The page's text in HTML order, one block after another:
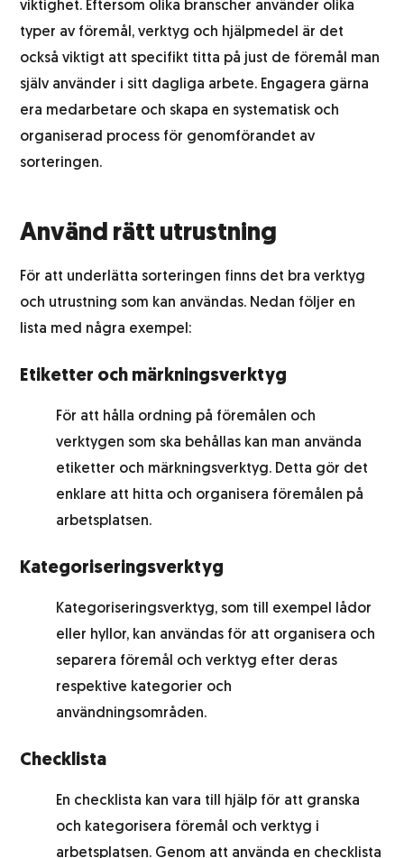
viktighet. Eftersom olika branscher använder olika
typer av föremål, verktyg och hjälpmedel är det
också viktigt att specifikt titta på just de föremål man
själv använder i sitt dagliga arbete. Engagera gärna
era medarbetare och skapa en systematisk och
organiserad process för genomförandet av
sorteringen.
Använd rätt utrustning
För att underlätta sorteringen finns det bra verktyg
och utrustning som kan användas. Nedan följer en
lista med några exempel:
Etiketter och märkningsverktyg
För att hålla ordning på föremålen och
verktygen som ska behållas kan man använda
etiketter och märkningsverktyg. Detta gör det
enklare att hitta och organisera föremålen på
arbetsplatsen.
Kategoriseringsverktyg
Kategoriseringsverktyg, som till exempel lådor
eller hyllor, kan användas för att organisera och
separera föremål och verktyg efter deras
respektive kategorier och
användningsområden.
Checklista
En checklista kan vara till hjälp för att granska
och kategorisera föremål och verktyg i
arbetsplatsen. Genom att använda en checklista